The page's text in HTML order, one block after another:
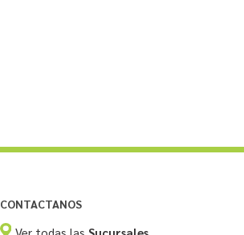
CONTACTANOS
Ver todas las Sucursales